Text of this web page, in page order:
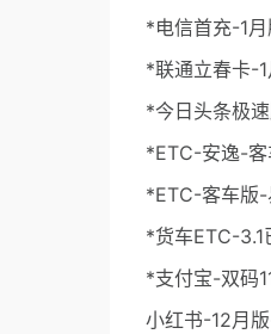
*电信首充-1
*联通立春卡-
*今日头条极
*ETC-安逸-客
*ETC-客车版-
*货车ETC-3.1
*支付宝-双码
小红书-12月